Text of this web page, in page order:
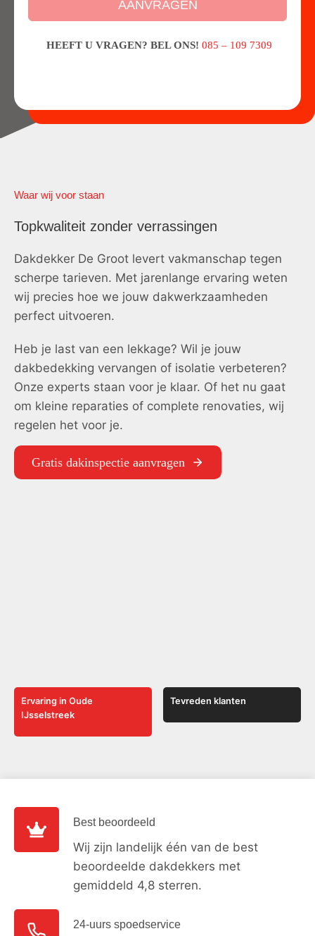
AANVRAGEN
HEEFT U VRAGEN? BEL ONS! 085 – 109 7309
Waar wij voor staan
Topkwaliteit zonder verrassingen
Dakdekker De Groot levert vakmanschap tegen
scherpe tarieven. Met jarenlange ervaring weten
wij precies hoe we jouw dakwerkzaamheden
perfect uitvoeren.
Heb je last van een lekkage? Wil je jouw
dakbedekking vervangen of isolatie verbeteren?
Onze experts staan voor je klaar. Of het nu gaat
om kleine reparaties of complete renovaties, wij
regelen het voor je.
Gratis dakinspectie aanvragen
Ervaring in Oude
IJsselstreek
Tevreden klanten
Best beoordeeld
Wij zijn landelijk één van de best
beoordeelde dakdekkers met
gemiddeld 4,8 sterren.
24-uurs spoedservice